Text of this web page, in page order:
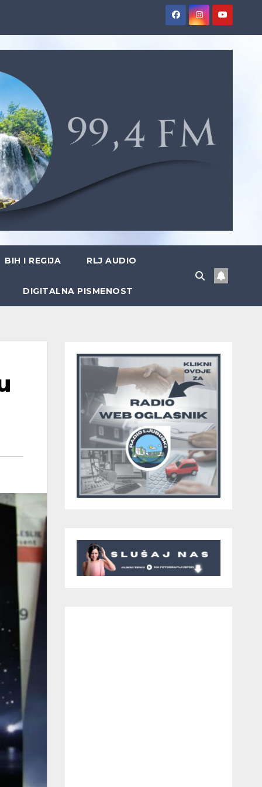
BIH I REGIJA RLJ AUDIO
DIGITALNA PISMENOST